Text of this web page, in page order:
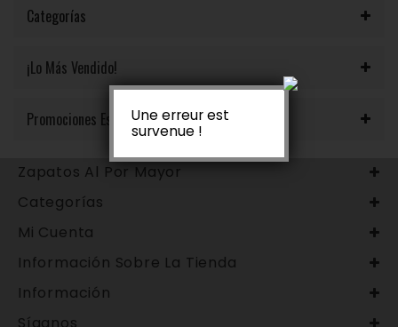
Categorías
¡Lo Más Vendido!
Promociones Especiales
Zapatos Al Por Mayor
Categorías
Mi Cuenta
Información Sobre La Tienda
Información
Une erreur est
survenue !